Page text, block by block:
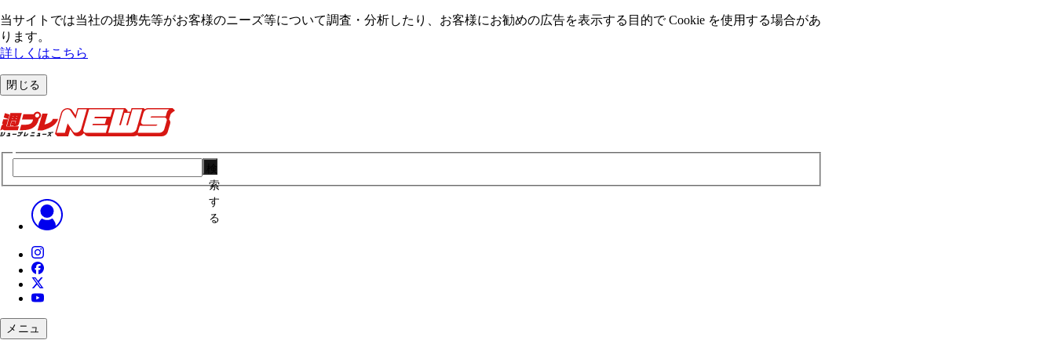
当サイトでは当社の提携先等がお客様のニーズ等について調査・分析したり、お客様にお勧めの広告を表⽰する⽬的で Cookie を使⽤する場合があ
ります。
詳しくはこちら
閉じる
索
す
る
メニュ